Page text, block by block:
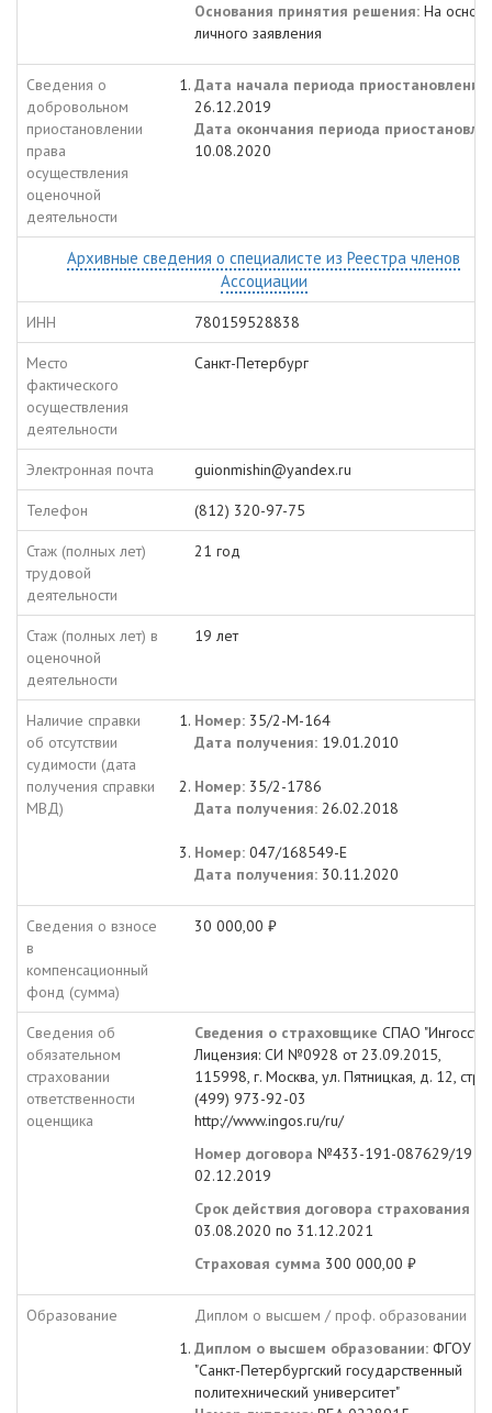
Основания принятия решения: На
личного заявления
Сведения о
добровольном
приостановлении
права
осуществления
оценочной
деятельности
Дата начала периода приостановления:
26.12.2019
Дата окончания периода
10.08.2020
Архивные сведения о специалисте из Реестра членов
Ассоциации
ИНН 780159528838
Место
фактического
осуществления
деятельности
Санкт-Петербург
Электронная почта guionmishin@yandex.ru
Телефон (812) 320-97-75
Стаж (полных лет)
трудовой
деятельности
21 год
Стаж (полных лет) в
оценочной
деятельности
19 лет
Наличие справки
об отсутствии
судимости (дата
получения справки
МВД)
Номер: 35/2-М-164
Дата получения: 19.01.2010
Номер: 35/2-1786
Дата получения: 26.02.2018
Номер: 047/168549-Е
Дата получения: 30.11.2020
Сведения о взносе
в
компенсационный
фонд (сумма)
30 000,00 ₽
Сведения об
обязательном
страховании
ответственности
оценщика
Сведения о страховщике СПАО
Лицензия: СИ №0928 от 23.09.2015,
115998, г. Москва, ул. Пятницкая, д. 12, стр.
(499) 973-92-03
http://www.ingos.ru/ru/
Номер договора №433-191-087629/19 от
02.12.2019
Срок действия договора страхования
03.08.2020 по 31.12.2021
Страховая сумма 300 000,00 ₽
Образование
Диплом о высшем / проф. образовании
Диплом о высшем образовании: ФГОУ
"Санкт-Петербургский государственный
политехнический университет"